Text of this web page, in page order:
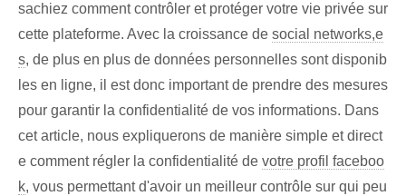
sachiez comment contrôler et protéger votre vie privée sur
cette plateforme. Avec la croissance de social networks,e
s, de plus en plus de données personnelles sont disponib
les en ligne, il est donc important de prendre des mesures
pour garantir la confidentialité de vos informations. Dans
cet article, nous expliquerons de manière simple et direct
e comment régler la confidentialité de votre profil faceboo
k, vous permettant d'avoir un meilleur contrôle sur qui peu